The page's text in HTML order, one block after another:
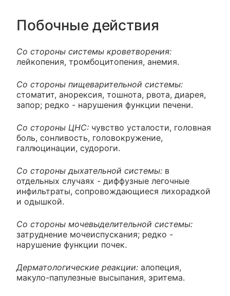
Побочные действия
Со стороны системы кроветворения:
лейкопения, тромбоцитопения, анемия.
Со стороны пищеварительной системы:
стоматит, анорексия, тошнота, рвота, диарея,
запор; редко - нарушения функции печени.
Со стороны ЦНС: чувство усталости, головная
боль, сонливость, головокружение,
галлюцинации, судороги.
Со стороны дыхательной системы: в
отдельных случаях - диффузные легочные
инфильтраты, сопровождающиеся лихорадкой
и одышкой.
Со стороны мочевыделительной системы:
затруднение мочеиспускания; редко -
нарушение функции почек.
Дерматологические реакции: алопеция,
макуло-папулезные высыпания, эритема.